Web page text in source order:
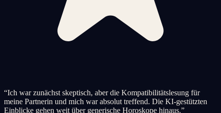
“Ich war zunächst skeptisch, aber die Kompatibilitätslesung für
meine Partnerin und mich war absolut treffend. Die KI-gestützten
Einblicke gehen weit über generische Horoskope hinaus.”